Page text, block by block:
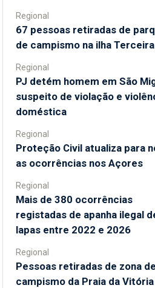
Regional
67 pessoas retiradas de
de campismo na ilha Terceira
Regional
PJ detém homem em São
suspeito de violação e
doméstica
Regional
Proteção Civil atualiza para
as ocorrências nos Açores
Regional
Mais de 380 ocorrências
registadas de apanha ilegal
lapas entre 2022 e 2026
Regional
Pessoas retiradas de zona
campismo da Praia da